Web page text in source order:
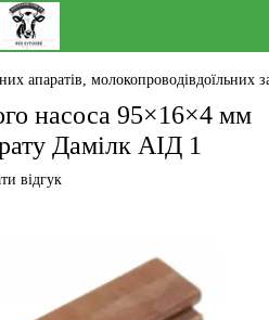
апаратів, молокопроводівдоїльних
насоса 95×16×4 мм
Дамілк АІД 1
відгук